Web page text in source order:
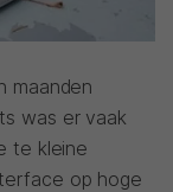
maanden
was er vaak
te kleine
op hoge